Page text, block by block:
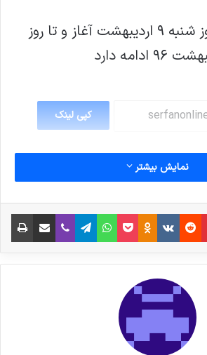
انتخاب رشته از روز شنبه ۹ اردیبهشت آغاز و تا روز
کپی لینک
نمایش بیشتر
‫پین‌ترست
‫رددیت‫VKontakte
‫Odnoklassniki
پاکتواتس آپ تلگراموایبر اشتراک گذاری از طریق ایمیل